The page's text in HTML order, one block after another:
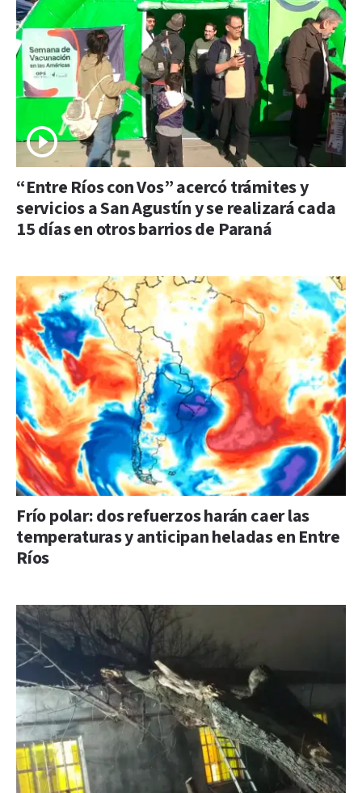
“Entre Ríos con Vos” acercó trámites y
servicios a San Agustín y se realizará cada
15 días en otros barrios de Paraná
Frío polar: dos refuerzos harán caer las
temperaturas y anticipan heladas en Entre
Ríos